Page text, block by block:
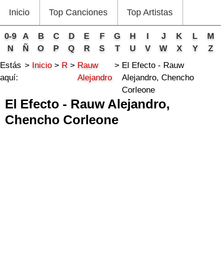
Inicio Top Canciones Top Artistas
0-9 A B C D E F G H I J K L
M
N
Ñ O P Q R S T U V W X Y
Z
Estás
aquí:
Inicio R
Rauw
Alejandro
El Efecto - Rauw
Alejandro, Chencho
Corleone
El Efecto - Rauw Alejandro,
Chencho Corleone